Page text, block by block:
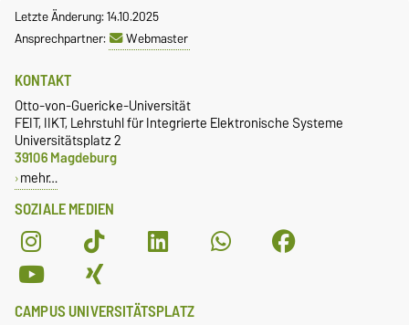
Letzte Änderung: 14.10.2025
Ansprechpartner:
Webmaster
SOZIALE MEDIEN
KONTAKT
Otto-von-Guericke-Universität
FEIT, IIKT, Lehrstuhl für Integrierte Elektronische Systeme
Universitätsplatz 2
39106 Magdeburg
mehr…
CAMPUS UNIVERSITÄTSPLATZ